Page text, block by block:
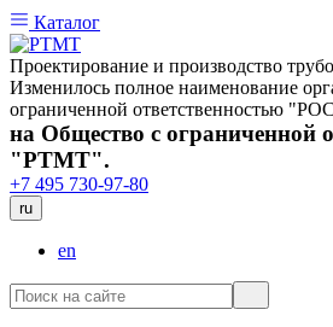
Каталог
Проектирование и производство
Изменилось полное наименование
ограниченной ответственностью
на Общество с ограниченной
"РТМТ".
+7 495 730-97-80
ru
en